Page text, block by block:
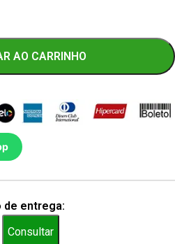
AO CARRINHO
de entrega:
Consultar